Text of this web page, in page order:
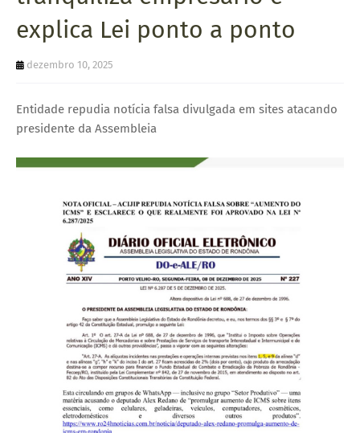
explica Lei ponto a ponto
dezembro 10, 2025
Entidade repudia notícia falsa divulgada em sites atacando
presidente da Assembleia